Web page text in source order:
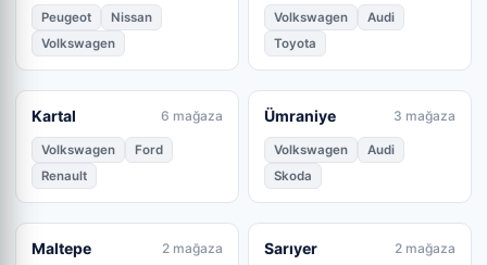
Peugeot
Nissan
Volkswagen
Volkswagen
Audi
Toyota
Kartal 6 mağaza
Volkswagen
Ford
Renault
Ümraniye 3 mağaza
Volkswagen
Audi
Skoda
Maltepe 2 mağaza Sarıyer 2 mağaza